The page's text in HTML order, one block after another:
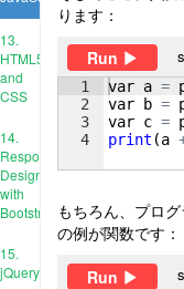
13.
HTML5
and
CSS
14.
Responsive
Design
with
Bootstrap
15.
jQuery
ります：
Run
1
2
3
4
var a =
var
b =
var c =
print (a
もちろん、プロ
の例が関数です：
Run